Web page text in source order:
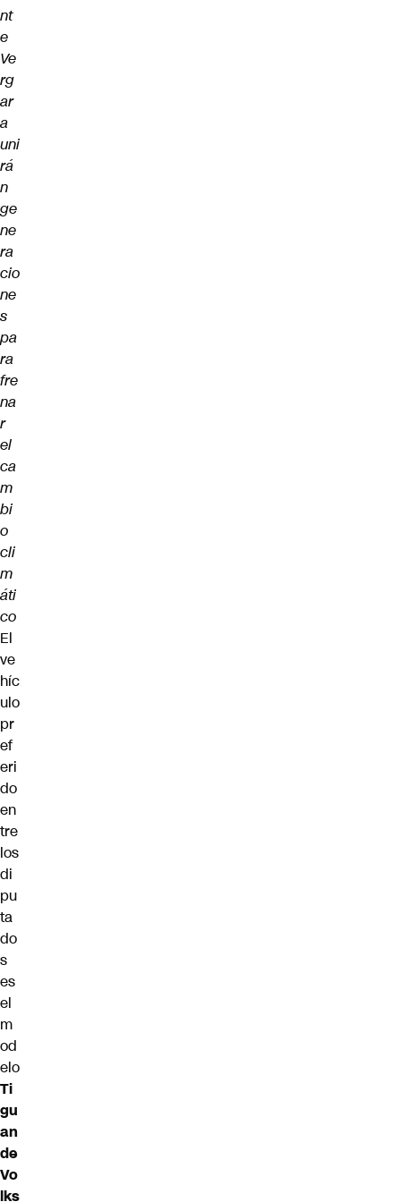
nt
e
Ve
rg
ar
a
uni
rá
n
ge
ne
ra
cio
ne
s
pa
ra
fre
na
r
el
ca
m
bi
o
cli
m
áti
co
El
ve
híc
ulo
pr
ef
eri
do
en
tre
los
di
pu
ta
do
s
es
el
m
od
elo
Ti
gu
an
de
Vo
lks